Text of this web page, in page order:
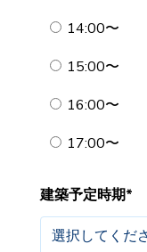
14:00〜
15:00〜
16:00〜
17:00〜
建築予定時期*